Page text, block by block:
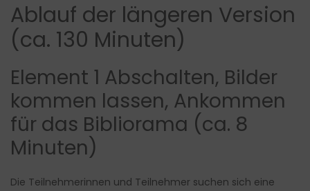
Ablauf der längeren Version
(ca. 130 Minuten)
Element 1 Abschalten, Bilder
kommen lassen, Ankommen
für das Bibliorama (ca. 8
Minuten)
Die Teilnehmerinnen und Teilnehmer suchen sich eine